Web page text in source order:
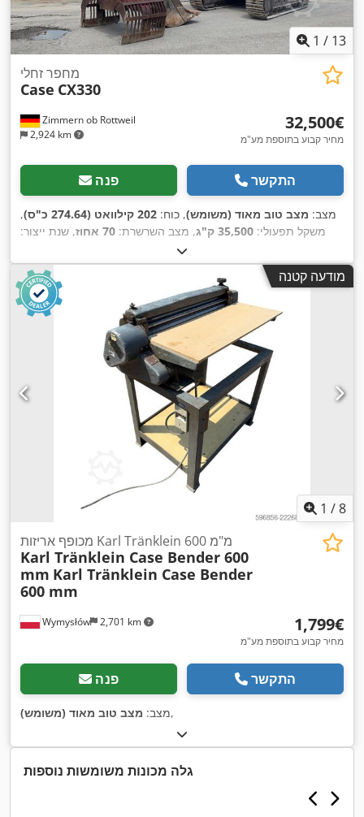
1 / 13
Zimmern ob Rottweil
2,924 km
מחפר זחלי
Case CX330
‏32,500 ‏€
מחיר קבוע בתוספת מע"מ
פנה התקשר
מצב: מצב טוב מאוד (משומש), כוח: 202 קילוואט (274.64 כ"ס)
,
משקל תפעולי: 35,500 ק"ג , מצב השרשרת: 70 אחוז
, שנת ייצור:
מיזוג אוויר
מודעה קטנה
1 /8
Wymysłów 2,701 km
מכופף אריזות Karl Tränklein 600 מ"מ
Karl Tränklein Case Bender 600
mm Karl Tränklein Case Bender
600 mm
‏1,799 ‏€
מחיר קבוע בתוספת מע"מ
פנה התקשר
מצב: מצב טוב מאוד (משומש) ,
גלה מכונות משומשות נוספות